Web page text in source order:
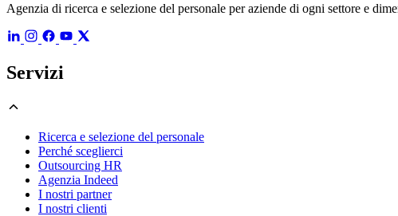
Agenzia di ricerca e selezione del personale per aziende di ogni settore e
Servizi
Ricerca e selezione del personale
Perché sceglierci
Outsourcing HR
Agenzia Indeed
I nostri partner
I nostri clienti